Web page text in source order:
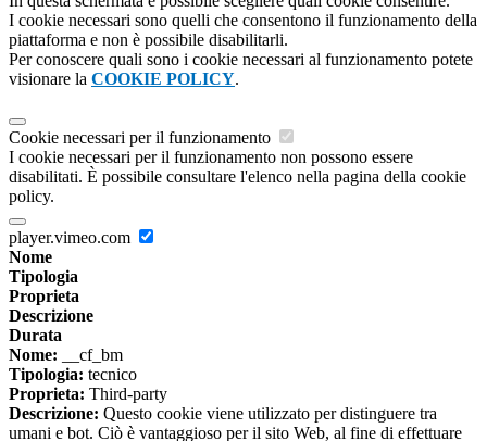
I cookie necessari sono quelli che consentono il funzionamento della
piattaforma e non è possibile disabilitarli.
Per conoscere quali sono i cookie necessari al funzionamento potete
visionare la COOKIE POLICY.
Cookie necessari per il funzionamento
I cookie necessari per il funzionamento non possono essere
disabilitati. È possibile consultare l'elenco nella pagina della cookie
policy.
player.vimeo.com
Nome
Tipologia
Proprieta
Descrizione
Durata
Nome: __cf_bm
Tipologia: tecnico
Proprieta: Third-party
Descrizione: Questo cookie viene utilizzato per distinguere tra
umani e bot. Ciò è vantaggioso per il sito Web, al fine di effettuare